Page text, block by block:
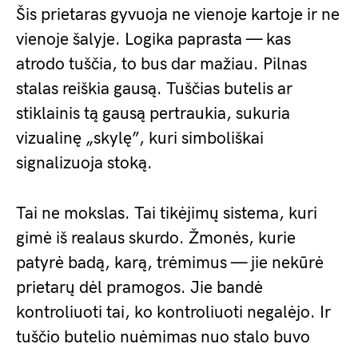
Šis prietaras gyvuoja ne vienoje kartoje ir ne
vienoje šalyje. Logika paprasta — kas
atrodo tuščia, to bus dar mažiau. Pilnas
stalas reiškia gausą. Tuščias butelis ar
stiklainis tą gausą pertraukia, sukuria
vizualinę „skylę”, kuri simboliškai
signalizuoja stoką.
Tai ne mokslas. Tai tikėjimų sistema, kuri
gimė iš realaus skurdo. Žmonės, kurie
patyrė badą, karą, trėmimus — jie nekūrė
prietarų dėl pramogos. Jie bandė
kontroliuoti tai, ko kontroliuoti negalėjo. Ir
tuščio butelio nuėmimas nuo stalo buvo